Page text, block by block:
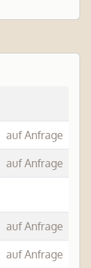
auf Anfrage
auf Anfrage
auf Anfrage
auf Anfrage